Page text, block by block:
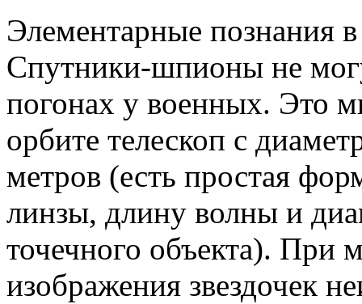
Элементарные познания
Спутники-шпионы не
погонах у военных. Это
орбите телескоп с
метров (есть простая
линзы, длину волны и
точечного объекта). При
изображения звездочек